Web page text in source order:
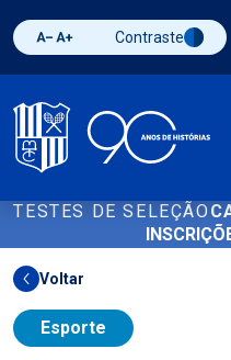
Diminuir fonte
Aumentar fonte
Alternar
Contraste
TESTES DE SELEÇÃO
Voltar
Esporte